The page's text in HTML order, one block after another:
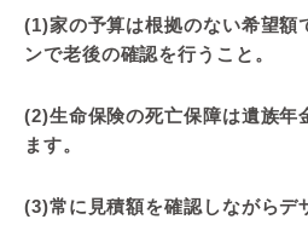
(1)家の予算は根拠のない希望額
ンで老後の確認を行うこと。
(2)生命保険の死亡保障は遺族年
ます。
(3)常に見積額を確認しながらデ